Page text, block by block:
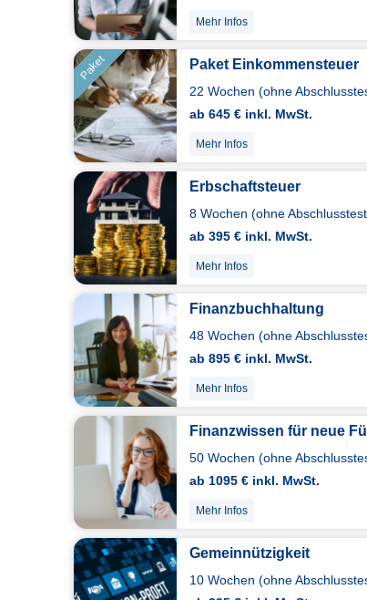
Mehr Infos
Paket Einkommensteuer
22 Wochen (ohne
ab 645 € inkl. MwSt.
Mehr Infos
Paket
Erbschaftsteuer
8 Wochen (ohne
ab 395 € inkl. MwSt.
Mehr Infos
Finanzbuchhaltung
48 Wochen (ohne
ab 895 € inkl. MwSt.
Mehr Infos
Finanzwissen für neue
50 Wochen (ohne
ab 1095 € inkl. MwSt.
Mehr Infos
Gemeinnützigkeit
10 Wochen (ohne